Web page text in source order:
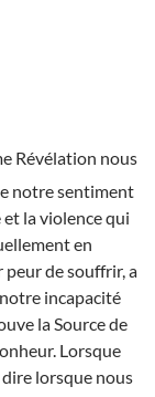
Révélation nous
notre sentiment
et la violence qui
en
peur de souffrir, a
incapacité
la Source de
Lorsque
dire lorsque nous